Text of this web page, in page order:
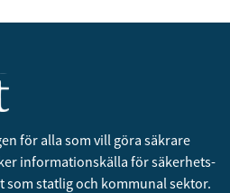
för alla som vill göra säkrare
informationskälla för säkerhets­
som statlig och kommunal sektor.